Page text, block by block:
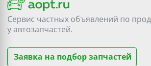
Сервис частных объявлений по
уавтозапчастей.
Заявка на подбор запчастей